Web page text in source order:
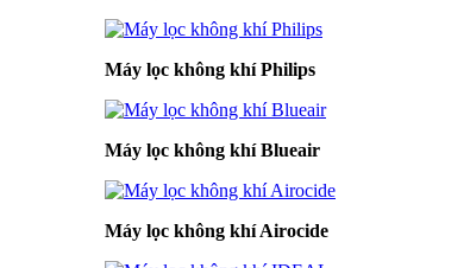
Máy lọc không khí Philips
Máy lọc không khí Blueair
Máy lọc không khí Airocide